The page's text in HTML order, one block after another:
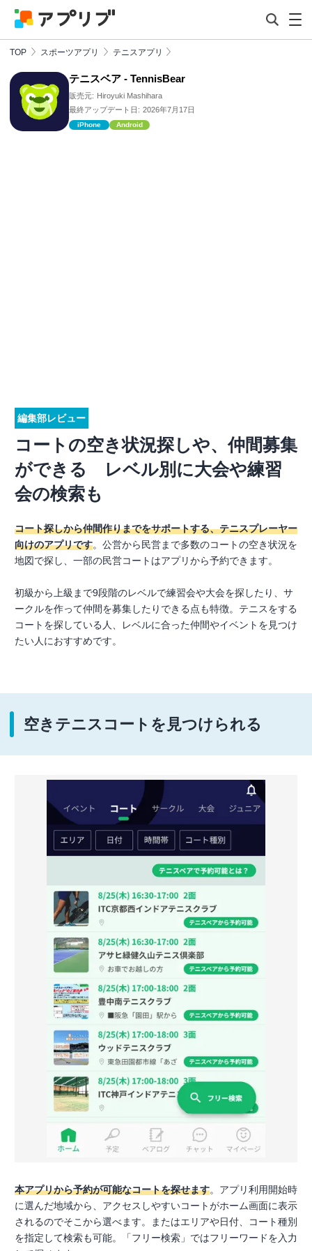
TOP スポーツアプリ テニスアプリ
テニスベア - TennisBear
販売元: Hiroyuki Mashihara
最終アップデート日: 2026年7月17日
iPhone Android
編集部レビュー
コートの空き状況探しや、仲間募集
ができる レベル別に大会や練習
会の検索も
コート探しから仲間作りまでをサポートする、テニスプレーヤー
向けのアプリです。公営から民営まで多数のコートの空き状況を
地図で探し、一部の民営コートはアプリから予約できます。
初級から上級まで9段階のレベルで練習会や大会を探したり、サ
ークルを作って仲間を募集したりできる点も特徴。テニスをする
コートを探している人、レベルに合った仲間やイベントを見つけ
たい人におすすめです。
空きテニスコートを見つけられる
本アプリから予約が可能なコートを探せます。アプリ利用開始時
に選んだ地域から、アクセスしやすいコートがホーム画面に表示
されるのでそこから選べます。またはエリアや日付、コート種別
を指定して検索も可能。「フリー検索」ではフリーワードを入力